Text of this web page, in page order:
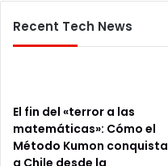
Recent Tech News
El fin del «terror a las
matemáticas»: Cómo el
Método Kumon conquista